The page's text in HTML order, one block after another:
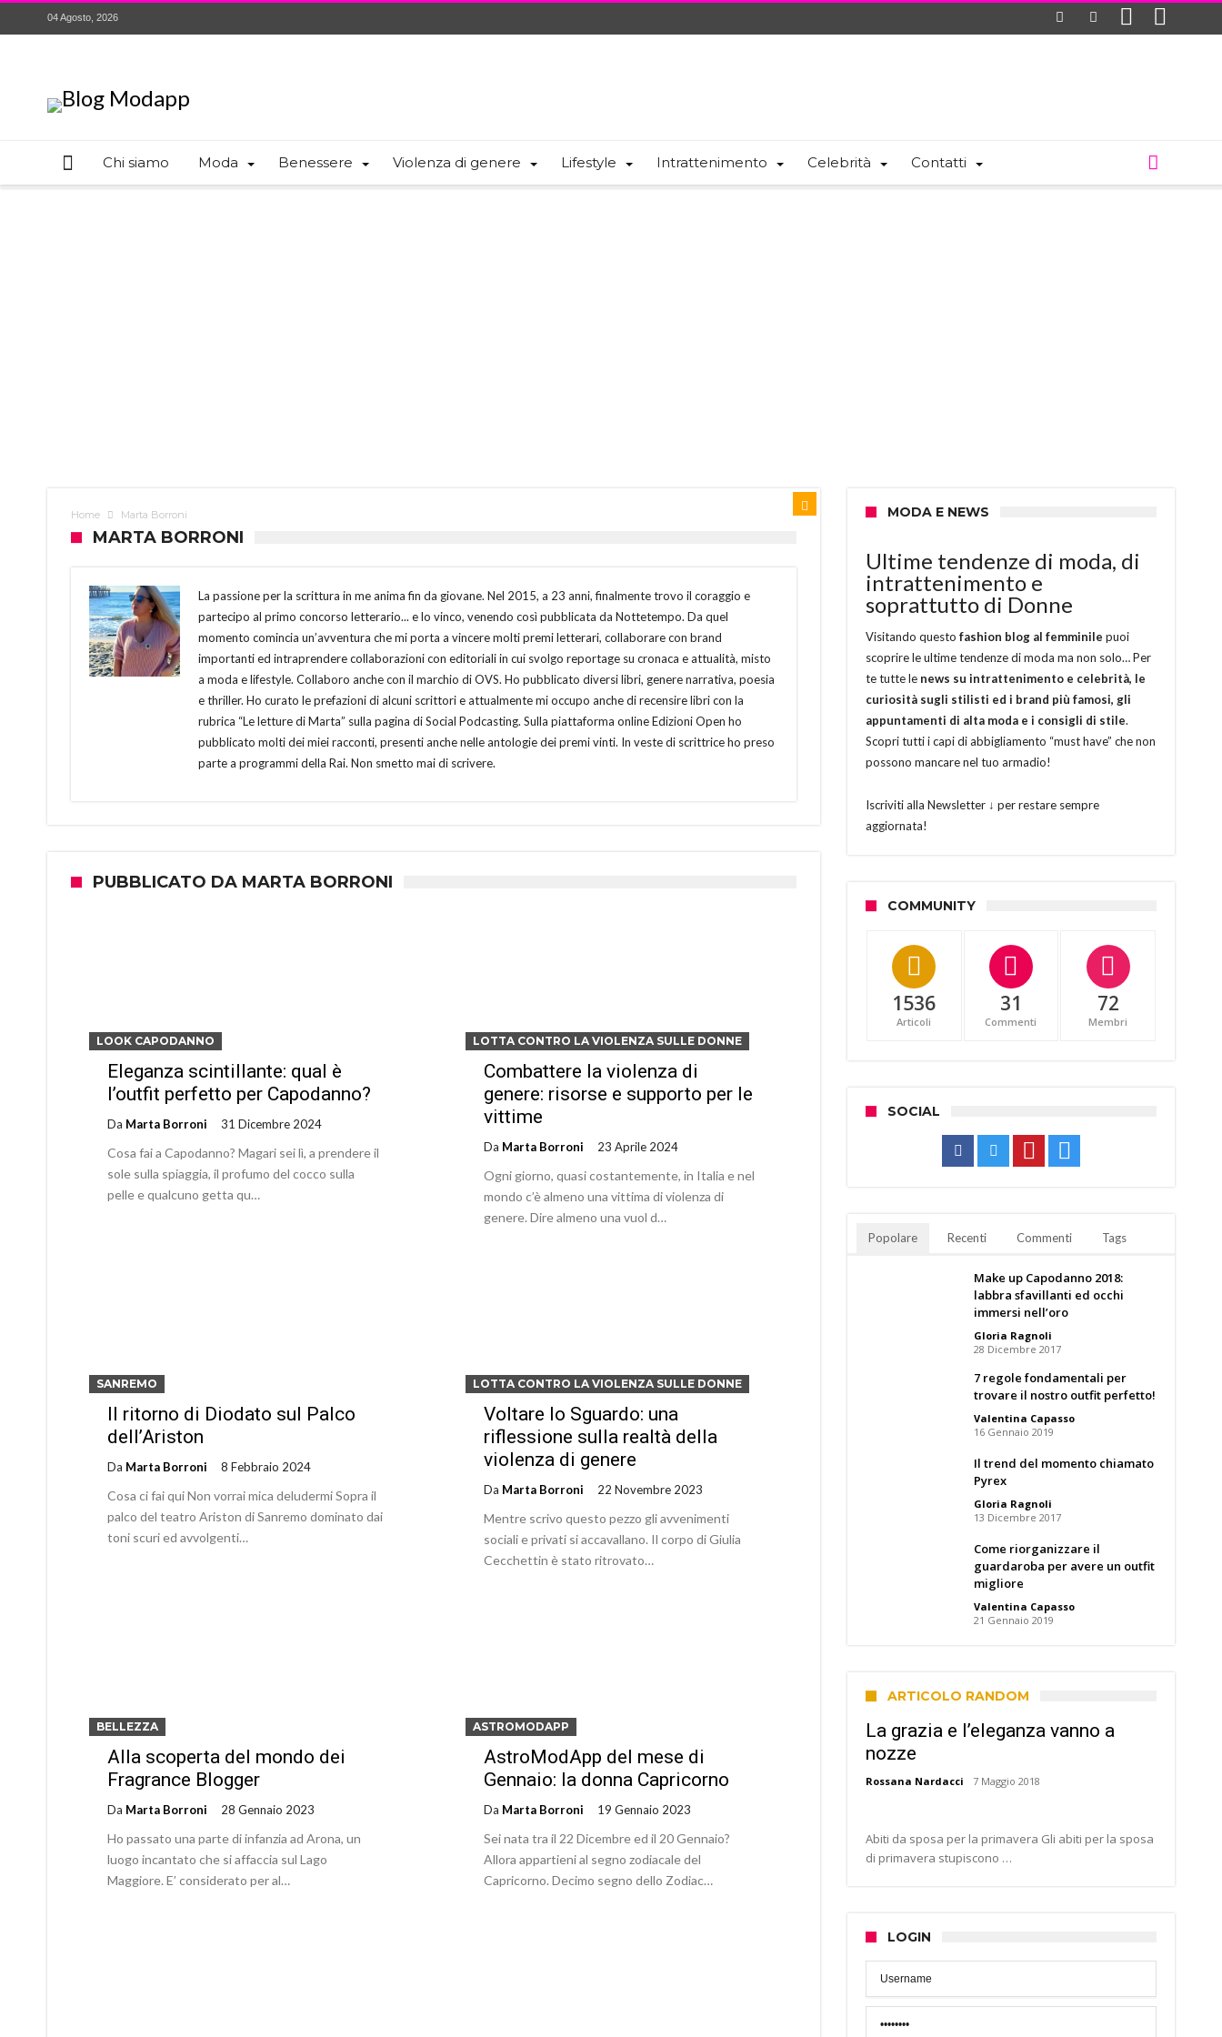
04 Agosto, 2026
Chi siamo Moda Benessere Violenza di genere Lifestyle Intrattenimento Celebrità Contatti
Home Marta Borroni
MARTA BORRONI
La passione per la scrittura in me anima fin da giovane. Nel 2015, a 23 anni, finalmente trovo il coraggio e
partecipo al primo concorso letterario... e lo vinco, venendo così pubblicata da Nottetempo. Da quel
momento comincia un’avventura che mi porta a vincere molti premi letterari, collaborare con brand
importanti ed intraprendere collaborazioni con editoriali in cui svolgo reportage su cronaca e attualità, misto
a moda e lifestyle. Collaboro anche con il marchio di OVS. Ho pubblicato diversi libri, genere narrativa, poesia
e thriller. Ho curato le prefazioni di alcuni scrittori e attualmente mi occupo anche di recensire libri con la
rubrica “Le letture di Marta” sulla pagina di Social Podcasting. Sulla piattaforma online Edizioni Open ho
pubblicato molti dei miei racconti, presenti anche nelle antologie dei premi vinti. In veste di scrittrice ho preso
parte a programmi della Rai. Non smetto mai di scrivere.
PUBBLICATO DA MARTA BORRONI
LOOK CAPODANNO
Eleganza scintillante: qual è
l’outfit perfetto per Capodanno?
Da Marta Borroni 31 Dicembre 2024
Cosa fai a Capodanno? Magari sei lì, a prendere il
sole sulla spiaggia, il profumo del cocco sulla
pelle e qualcuno getta qu…
LOTTA CONTRO LA VIOLENZA SULLE DONNE
Combattere la violenza di
genere: risorse e supporto per le
vittime
Da Marta Borroni 23 Aprile 2024
Ogni giorno, quasi costantemente, in Italia e nel
mondo c’è almeno una vittima di violenza di
genere. Dire almeno una vuol d…
SANREMO
Il ritorno di Diodato sul Palco
dell’Ariston
Da Marta Borroni 8 Febbraio 2024
Cosa ci fai qui Non vorrai mica deludermi Sopra il
palco del teatro Ariston di Sanremo dominato dai
toni scuri ed avvolgenti…
LOTTA CONTRO LA VIOLENZA SULLE DONNE
Voltare lo Sguardo: una
riflessione sulla realtà della
violenza di genere
Da Marta Borroni 22 Novembre 2023
Mentre scrivo questo pezzo gli avvenimenti
sociali e privati si accavallano. Il corpo di Giulia
Cecchettin è stato ritrovato…
BELLEZZA
Alla scoperta del mondo dei
Fragrance Blogger
Da Marta Borroni 28 Gennaio 2023
Ho passato una parte di infanzia ad Arona, un
luogo incantato che si affaccia sul Lago
Maggiore. E’ considerato per al…
ASTROMODAPP
AstroModApp del mese di
Gennaio: la donna Capricorno
Da Marta Borroni 19 Gennaio 2023
Sei nata tra il 22 Dicembre ed il 20 Gennaio?
Allora appartieni al segno zodiacale del
Capricorno. Decimo segno dello Zodiac…
MODA E NEWS
Ultime tendenze di moda, di
intrattenimento e
soprattutto di Donne
Visitando questo fashion blog al femminile puoi
scoprire le ultime tendenze di moda ma non solo… Per
te tutte le news su intrattenimento e celebrità, le
curiosità sugli stilisti ed i brand più famosi, gli
appuntamenti di alta moda e i consigli di stile.
Scopri tutti i capi di abbigliamento “must have” che non
possono mancare nel tuo armadio!
Iscriviti alla Newsletter ↓ per restare sempre
aggiornata!
COMMUNITY
1536
Articoli
31
Commenti
72
Membri
SOCIAL
Popolare Recenti Commenti Tags
Make up Capodanno 2018:
labbra sfavillanti ed occhi
immersi nell’oro
Gloria Ragnoli
28 Dicembre 2017
7 regole fondamentali per
trovare il nostro outfit perfetto!
Valentina Capasso
16 Gennaio 2019
Il trend del momento chiamato
Pyrex
Gloria Ragnoli
13 Dicembre 2017
Come riorganizzare il
guardaroba per avere un outfit
migliore
Valentina Capasso
21 Gennaio 2019
ARTICOLO RANDOM
La grazia e l’eleganza vanno a
nozze
Rossana Nardacci 7 Maggio 2018
Abiti da sposa per la primavera Gli abiti per la sposa
di primavera stupiscono …
LOGIN